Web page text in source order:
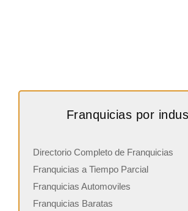
Franquicias por
Directorio Completo de Franquicias
Franquicias a Tiempo Parcial
Franquicias Automoviles
Franquicias Baratas